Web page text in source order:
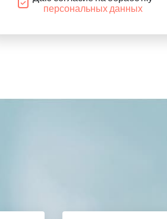
персональных данных